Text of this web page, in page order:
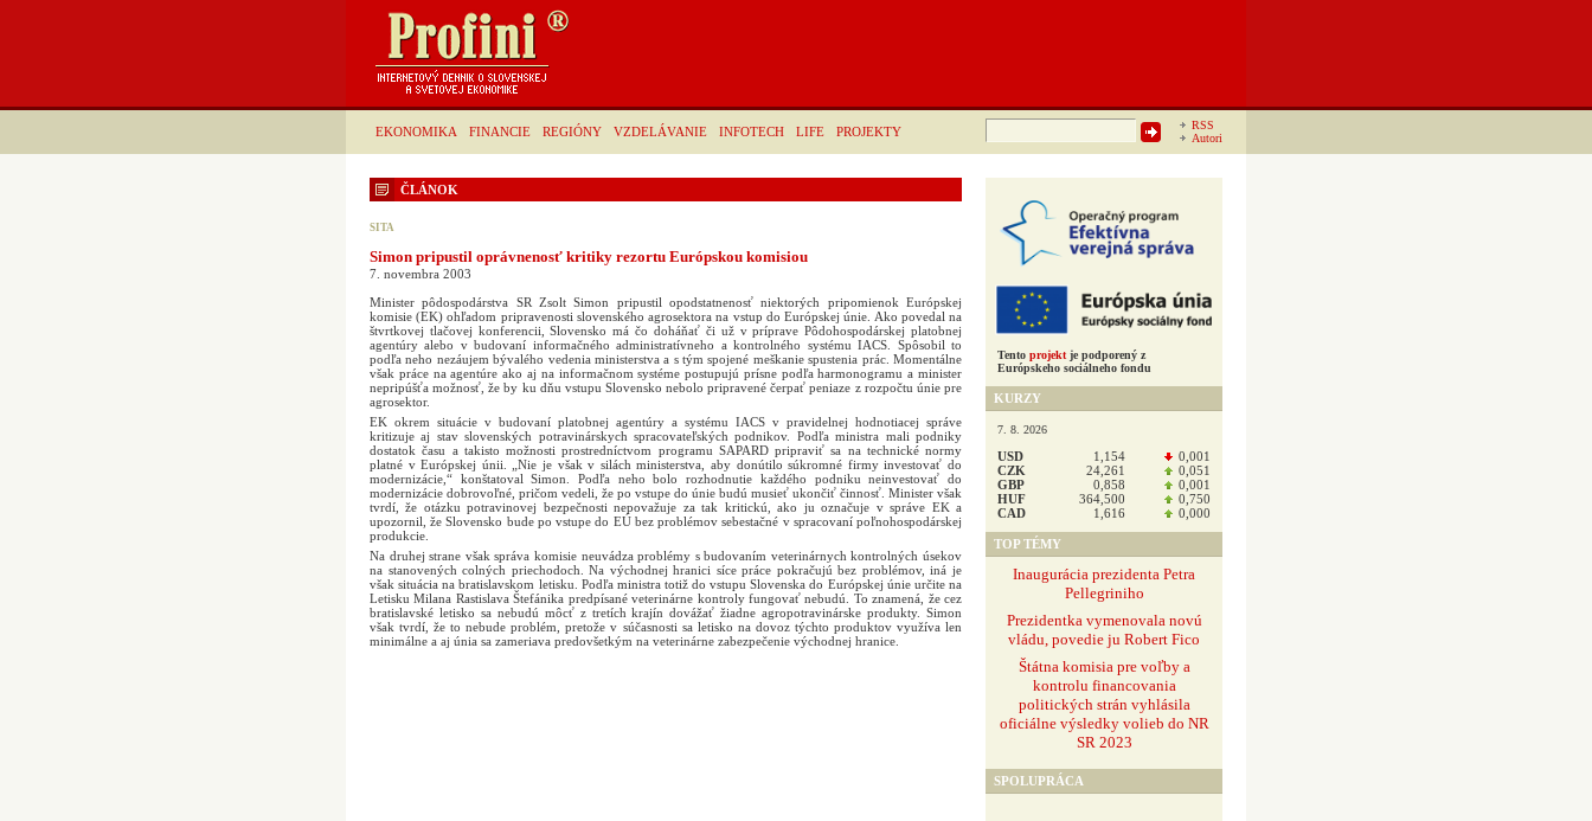
EKONOMIKA FINANCIE REGIÓNY VZDELÁVANIE INFOTECH LIFE PROJEKTY
RSS
Autori
Hľadať:
ČLÁNOK
SITA
Simon pripustil oprávnenosť kritiky rezortu Európskou komisiou
7. novembra 2003
Minister pôdospodárstva SR Zsolt Simon pripustil opodstatnenosť niektorých pripomienok Európskej
komisie (EK) ohľadom pripravenosti slovenského agrosektora na vstup do Európskej únie. Ako povedal na
štvrtkovej tlačovej konferencii, Slovensko má čo doháňať či už v príprave Pôdohospodárskej platobnej
agentúry alebo v budovaní informačného administratívneho a kontrolného systému IACS. Spôsobil to
podľa neho nezáujem bývalého vedenia ministerstva a s tým spojené meškanie spustenia prác. Momentálne
však práce na agentúre ako aj na informačnom systéme postupujú prísne podľa harmonogramu a minister
nepripúšťa možnosť, že by ku dňu vstupu Slovensko nebolo pripravené čerpať peniaze z rozpočtu únie pre
agrosektor.
EK okrem situácie v budovaní platobnej agentúry a systému IACS v pravidelnej hodnotiacej správe
kritizuje aj stav slovenských potravinárskych spracovateľských podnikov. Podľa ministra mali podniky
dostatok času a takisto možnosti prostredníctvom programu SAPARD pripraviť sa na technické normy
platné v Európskej únii. „Nie je však v silách ministerstva, aby donútilo súkromné firmy investovať do
modernizácie,“ konštatoval Simon. Podľa neho bolo rozhodnutie každého podniku neinvestovať do
modernizácie dobrovoľné, pričom vedeli, že po vstupe do únie budú musieť ukončiť činnosť. Minister však
tvrdí, že otázku potravinovej bezpečnosti nepovažuje za tak kritickú, ako ju označuje v správe EK a
upozornil, že Slovensko bude po vstupe do EÚ bez problémov sebestačné v spracovaní poľnohospodárskej
produkcie.
Na druhej strane však správa komisie neuvádza problémy s budovaním veterinárnych kontrolných úsekov
na stanovených colných priechodoch. Na východnej hranici síce práce pokračujú bez problémov, iná je
však situácia na bratislavskom letisku. Podľa ministra totiž do vstupu Slovenska do Európskej únie určite na
Letisku Milana Rastislava Štefánika predpísané veterinárne kontroly fungovať nebudú. To znamená, že cez
bratislavské letisko sa nebudú môcť z tretích krajín dovážať žiadne agropotravinárske produkty. Simon
však tvrdí, že to nebude problém, pretože v súčasnosti sa letisko na dovoz týchto produktov využíva len
minimálne a aj únia sa zameriava predovšetkým na veterinárne zabezpečenie východnej hranice.
Tento projekt je podporený z
Európskeho sociálneho fondu
KURZY
7. 8. 2026
USD 1,154
0,001
CZK
24,261
0,051
GBP
0,858
0,001
HUF
364,500
0,750
CAD
1,616 0,000
TOP TÉMY
Inaugurácia prezidenta Petra
Pellegriniho
Prezidentka vymenovala novú
vládu, povedie ju Robert Fico
Štátna komisia pre voľby a
kontrolu financovania
politických strán vyhlásila
oficiálne výsledky volieb do NR
SR 2023
SPOLUPRÁCA